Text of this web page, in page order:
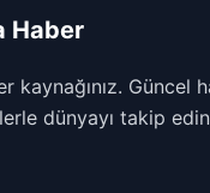
Haber
kaynağınız. Güncel
dünyayı takip